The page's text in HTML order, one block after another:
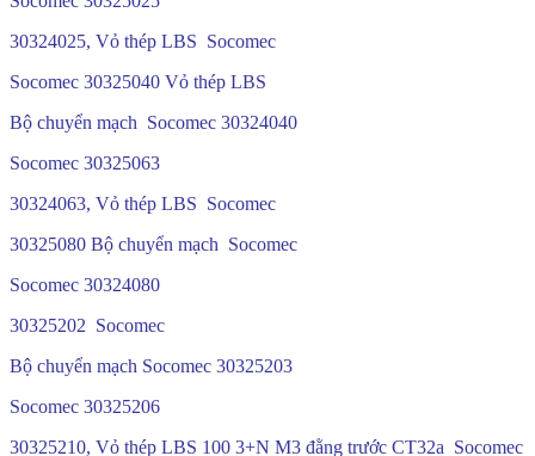
30324025, Vỏ thép LBS Socomec
Socomec 30325040 Vỏ thép LBS
Bộ chuyển mạch Socomec 30324040
Socomec 30325063
30324063, Vỏ thép LBS Socomec
30325080 Bộ chuyển mạch Socomec
Socomec 30324080
30325202 Socomec
Bộ chuyển mạch Socomec 30325203
Socomec 30325206
30325210, Vỏ thép LBS 100 3+N M3 đằng trước CT32a Socomec